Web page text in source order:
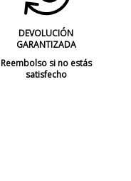
DEVOLUCIÓN
GARANTIZADA
Reembolso si no estás
satisfecho